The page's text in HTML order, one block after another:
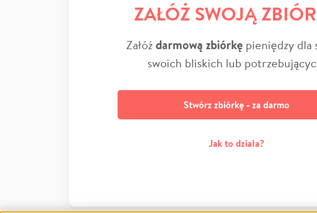
ZAŁÓŻ SWOJĄ
Załóżdarmową zbiórkępieniędzy dla
swoich bliskich lub
Stwórz zbiórkę - za darmo
Jak to działa?